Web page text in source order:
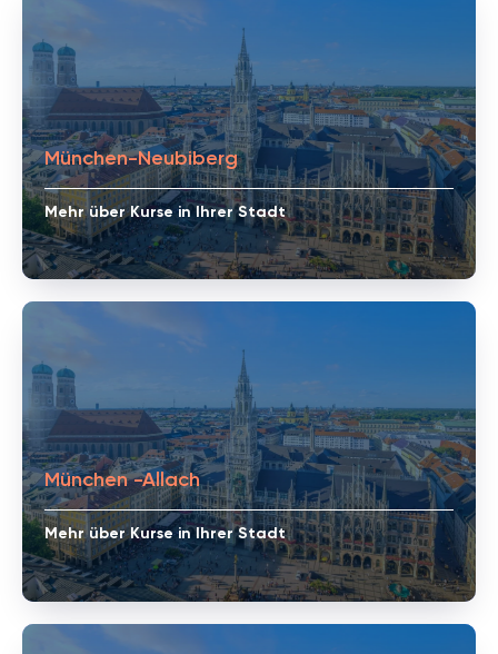
München-Neubiberg
Mehr über Kurse in Ihrer Stadt
München -Allach
Mehr über Kurse in Ihrer Stadt